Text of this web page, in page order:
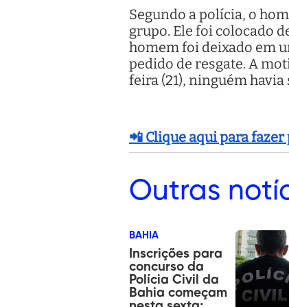
Segundo a polícia, o
grupo. Ele foi colocado
homem foi deixado em
pedido de resgate. A
feira (21), ninguém havia
📲 Clique aqui para
Outras
BAHIA
Inscrições para
concurso da
Polícia Civil da
Bahia começam